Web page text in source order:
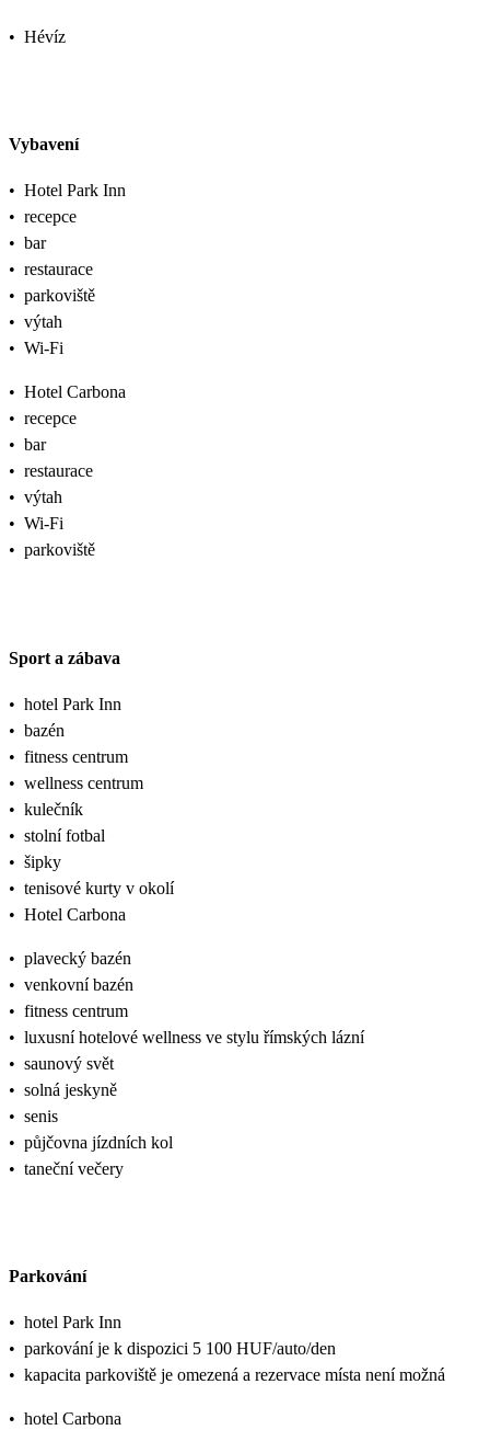
• Hévíz
Vybavení
• Hotel Park Inn
• recepce
• bar
• restaurace
• parkoviště
• výtah
• Wi-Fi
• Hotel Carbona
• recepce
• bar
• restaurace
• výtah
• Wi-Fi
• parkoviště
Sport a zábava
• hotel Park Inn
• bazén
• fitness centrum
• wellness centrum
• kulečník
• stolní fotbal
• šipky
• tenisové kurty v okolí
• Hotel Carbona
• plavecký bazén
• venkovní bazén
• fitness centrum
• luxusní hotelové wellness ve stylu římských lázní
• saunový svět
• solná jeskyně
• senis
• půjčovna jízdních kol
• taneční večery
Parkování
• hotel Park Inn
• parkování je k dispozici 5 100 HUF/auto/den
• kapacita parkoviště je omezená a rezervace místa není možná
• hotel Carbona